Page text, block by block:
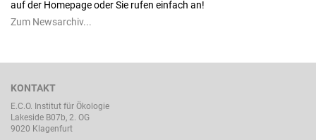
auf der Homepage oder Sie rufen einfach an!
Zum Newsarchiv...
KONTAKT
E.C.O. Institut für Ökologie
Lakeside B07b, 2. OG
9020 Klagenfurt